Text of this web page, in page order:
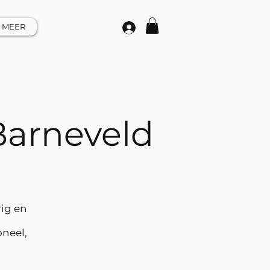
MEER
en